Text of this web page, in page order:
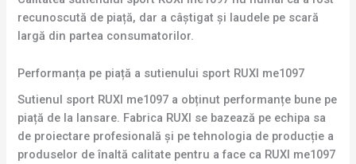
recunoscută de piață, dar a câștigat și laudele pe scară
largă din partea consumatorilor.
Performanța pe piață a sutienului sport RUXI me1097
Sutienul sport RUXI me1097 a obținut performanțe bune pe
piață de la lansare. Fabrica RUXI se bazează pe echipa sa
de proiectare profesională și pe tehnologia de producție a
produselor de înaltă calitate pentru a face ca RUXI me1097